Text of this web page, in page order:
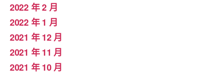
2022 年 2 月
2022 年 1 月
2021 年 12 月
2021 年 11 月
2021 年 10 月